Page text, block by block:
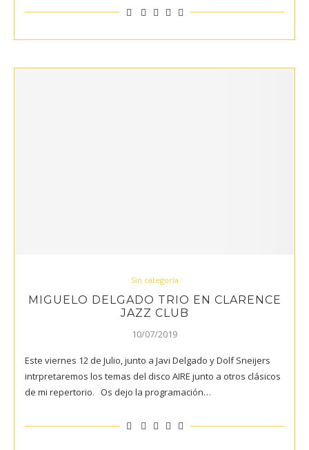
Sin categoría
MIGUELO DELGADO TRIO EN CLARENCE
JAZZ CLUB
10/07/2019
Este viernes 12 de Julio, junto a Javi Delgado y Dolf Sneijers
intrpretaremos los temas del disco AIRE junto a otros clásicos
de mi repertorio. Os dejo la programación…